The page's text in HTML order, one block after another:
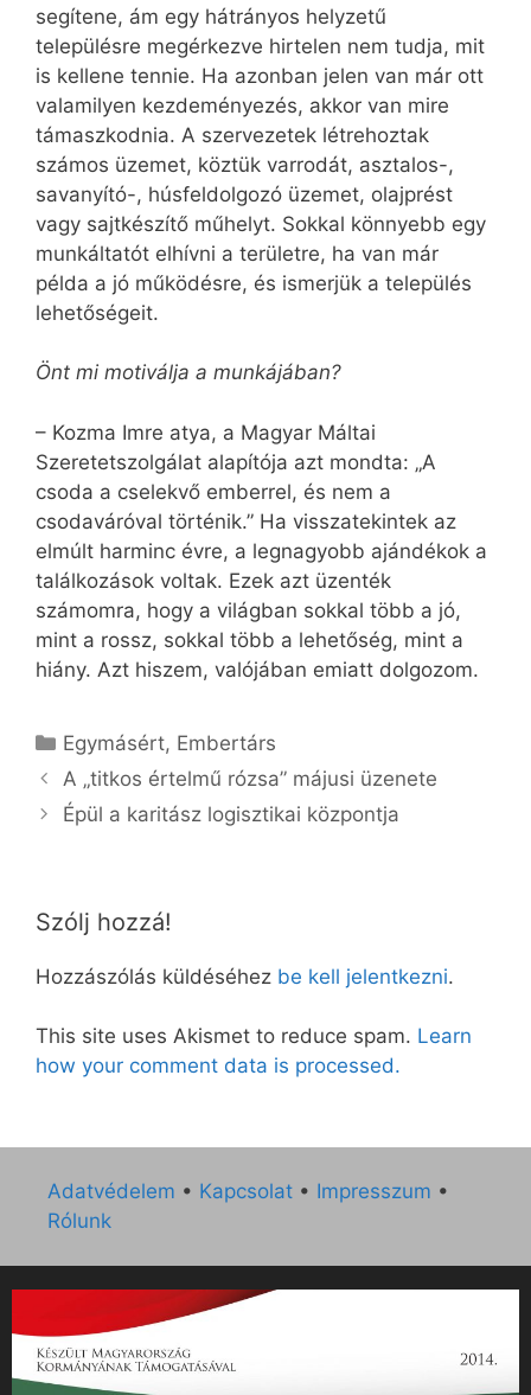
segítene, ám egy hátrányos helyzetű
településre megérkezve hirtelen nem tudja, mit
is kellene tennie. Ha azonban jelen van már ott
valamilyen kezdeményezés, akkor van mire
támaszkodnia. A szervezetek létrehoztak
számos üzemet, köztük varrodát, asztalos-,
savanyító-, húsfeldolgozó üzemet, olajprést
vagy sajtkészítő műhelyt. Sokkal könnyebb egy
munkáltatót elhívni a területre, ha van már
példa a jó működésre, és ismerjük a település
lehetőségeit.
Önt mi motiválja a munkájában?
– Kozma Imre atya, a Magyar Máltai
Szeretetszolgálat alapítója azt mondta: „A
csoda a cselekvő emberrel, és nem a
csodaváróval történik.” Ha visszatekintek az
elmúlt harminc évre, a legnagyobb ajándékok a
találkozások voltak. Ezek azt üzenték
számomra, hogy a világban sokkal több a jó,
mint a rossz, sokkal több a lehetőség, mint a
hiány. Azt hiszem, valójában emiatt dolgozom.
Kategória
Egymásért, Embertárs
A „titkos értelmű rózsa” májusi üzenete
Épül a karitász logisztikai központja
Szólj hozzá!
Hozzászólás küldéséhez be kell jelentkezni.
This site uses Akismet to reduce spam. Learn
how your comment data is processed.
Adatvédelem • Kapcsolat • Impresszum •
Rólunk